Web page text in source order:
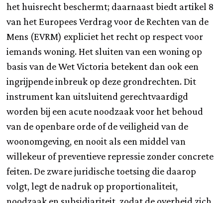
het huisrecht beschermt; daarnaast biedt artikel 8
van het Europees Verdrag voor de Rechten van de
Mens (EVRM) expliciet het recht op respect voor
iemands woning. Het sluiten van een woning op
basis van de Wet Victoria betekent dan ook een
ingrijpende inbreuk op deze grondrechten. Dit
instrument kan uitsluitend gerechtvaardigd
worden bij een acute noodzaak voor het behoud
van de openbare orde of de veiligheid van de
woonomgeving, en nooit als een middel van
willekeur of preventieve repressie zonder concrete
feiten. De zware juridische toetsing die daarop
volgt, legt de nadruk op proportionaliteit,